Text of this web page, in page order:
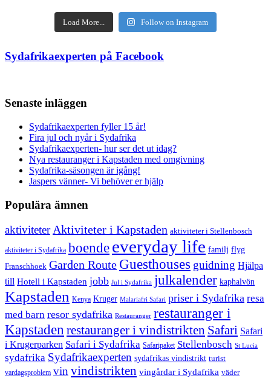
Load More... Follow on Instagram
Sydafrikaexperten på Facebook
Senaste inläggen
Sydafrikaexperten fyller 15 år!
Fira jul och nyår i Sydafrika
Sydafrikaexperten- hur ser det ut idag?
Nya restauranger i Kapstaden med omgivning
Sydafrika-säsongen är igång!
Jaspers vänner- Vi behöver er hjälp
Populära ämnen
aktiviteter Aktiviteter i Kapstaden aktiviteter i Stellenbosch
aktiviteter i Sydafrika boende everyday life familj flyg
Franschhoek Garden Route Guesthouses guidning Hjälpa
till Hotell i Kapstaden jobb Jul i Sydafrika julkalender kaphalvön
Kapstaden Kenya Kruger Malariafri Safari priser i Sydafrika resa
med barn resor sydafrika Restauranger restauranger i
Kapstaden restauranger i vindistrikten Safari Safari
i Krugerparken Safari i Sydafrika Safaripaket Stellenbosch St Lucia
sydafrika Sydafrikaexperten sydafrikas vindistrikt turist
vardagsproblem vin vindistrikten vingårdar i Sydafrika väder